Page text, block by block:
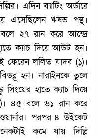
এদিন ব্যাটিং অর্ডারে
এসেছিলেন ঋষভ পন্থ।
২৭ রান করে আন্দ্রে
ক্যাচ দিয়ে আউট হন।
ললিত যাদব (‌১)‌।
হন। নারাইনকে তুলে
সিংয়ের হাতে ক্যাচ দিয়ে
৪৫ বলে ৬১ রান করে
পরপর ৪ উইকেট
কমে যায় দিল্লি